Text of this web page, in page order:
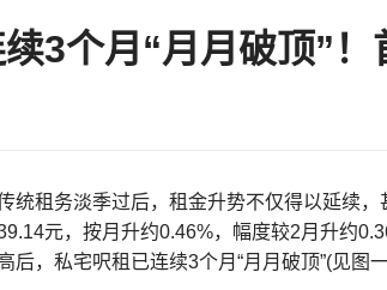
续3个月“月月破顶”
统租务淡季过后，租金升势不仅得以延续
元，按月升约0.46%，幅度较2月升约
后，私宅呎租已连续3个月“月月破顶”(见图一